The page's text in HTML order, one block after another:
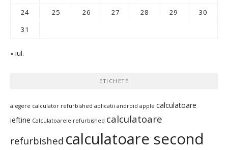
24
25 26 27 28 29
30
31
« iul.
ETICHETE
alegere calculator refurbished aplicatii android apple calculatoare
ieftine Calculatoarele refurbished calculatoare
refurbished calculatoare second